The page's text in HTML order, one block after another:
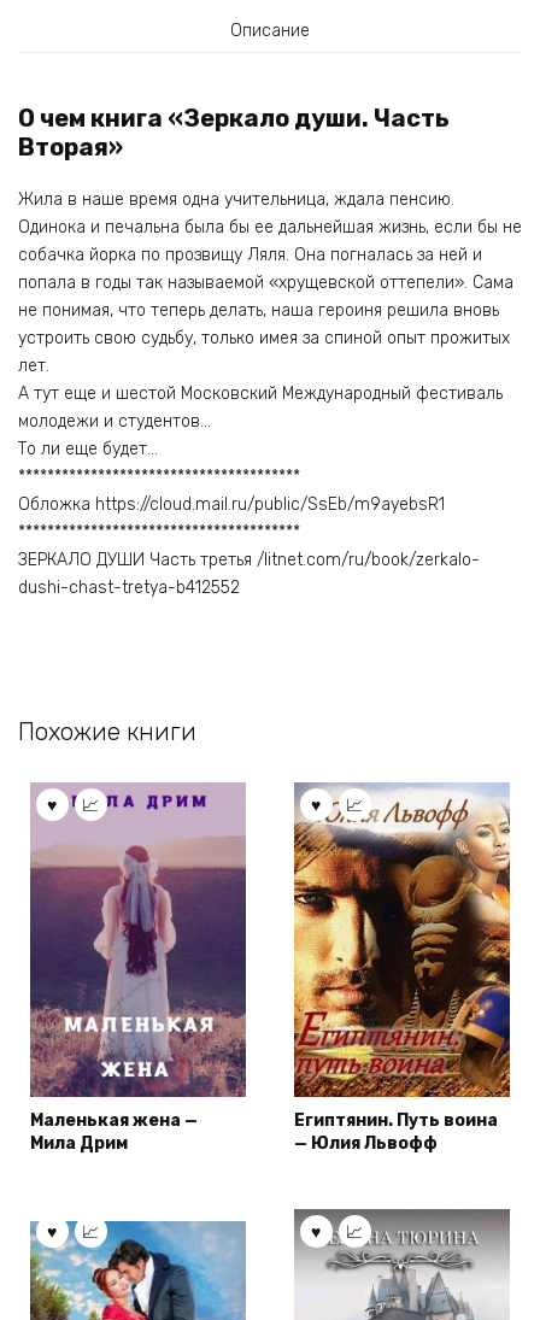
Описание
О чем книга «Зеркало души. Часть
Вторая»
Жила в наше время одна учительница, ждала пенсию.
Одинока и печальна была бы ее дальнейшая жизнь, если бы не
собачка йорка по прозвищу Ляля. Она погналась за ней и
попала в годы так называемой «хрущевской оттепели». Сама
не понимая, что теперь делать, наша героиня решила вновь
устроить свою судьбу, только имея за спиной опыт прожитых
лет.
А тут еще и шестой Московский Международный фестиваль
молодежи и студентов…
То ли еще будет…
***************************************
Обложка https://cloud.mail.ru/public/SsEb/m9ayebsR1
***************************************
ЗЕРКАЛО ДУШИ Часть третья /litnet.com/ru/book/zerkalo-
dushi-chast-tretya-b412552
Похожие книги
Маленькая жена —
Мила Дрим
Египтянин. Путь воина
— Юлия Львофф